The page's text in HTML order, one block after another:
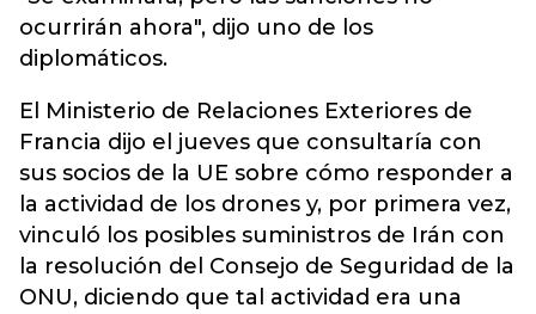
ocurrirán ahora", dijo uno de los
diplomáticos.
El Ministerio de Relaciones Exteriores de
Francia dijo el jueves que consultaría con
sus socios de la UE sobre cómo responder a
la actividad de los drones y, por primera vez,
vinculó los posibles suministros de Irán con
la resolución del Consejo de Seguridad de la
ONU, diciendo que tal actividad era una